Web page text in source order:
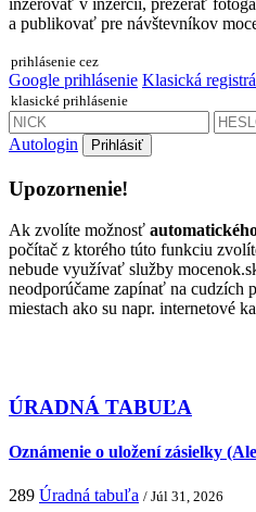
a publikovať pre návštevníkov
prihlásenie cez
Google prihlásenie Klasická
klasické prihlásenie
Autologin Prihlásiť
Upozornenie!
Ak zvolíte možnosť
počítač z ktorého túto funkciu
nebude využívať služby
neodporúčame zapínať na cudzích
miestach ako su napr. internetové
ÚRADNÁ TABUĽA
Oznámenie o uložení zásielky
289 Úradná tabuľa / Júl 31, 2026